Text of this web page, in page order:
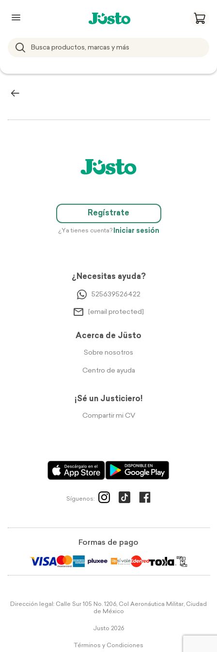
Regístrate
¿Ya tienes cuenta? Iniciar sesión
¿Necesitas ayuda?
525639526422
[email protected]
Acerca de Jüsto
Sobre nosotros
Centro de ayuda
¡Sé un Justiciero!
Compartir mi CV
Síguenos:
Formas de pago
Dirección legal: Calle Sur 105 No. 1206, Col Aeronáutica Militar, Ciudad
de México
Justo 2026
Términos y Condiciones